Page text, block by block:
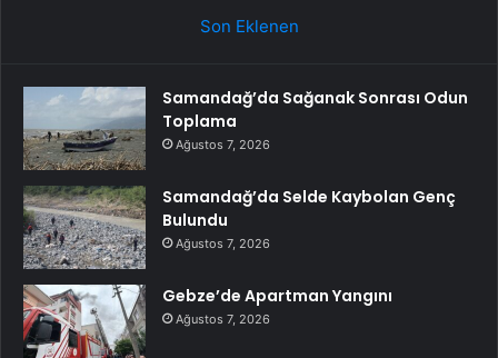
Son Eklenen
Samandağ’da Sağanak Sonrası Odun
Toplama
Ağustos 7, 2026
Samandağ’da Selde Kaybolan Genç
Bulundu
Ağustos 7, 2026
Gebze’de Apartman Yangını
Ağustos 7, 2026